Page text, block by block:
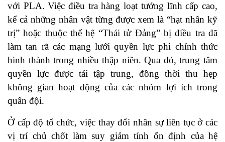
với PLA. Việc điều tra hàng loạt tướng lĩnh cấp cao,
kể cả những nhân vật từng được xem là “hạt nhân kỹ
trị” hoặc thuộc thế hệ “Thái tử Đảng” bị điều tra đã
làm tan rã các mạng lưới quyền lực phi chính thức
hình thành trong nhiều thập niên. Qua đó, trung tâm
quyền lực được tái tập trung, đồng thời thu hẹp
không gian hoạt động của các nhóm lợi ích trong
quân đội.
Ở cấp độ tổ chức, việc thay đổi nhân sự liên tục ở các
vị trí chủ chốt làm suy giảm tính ổn định của hệ